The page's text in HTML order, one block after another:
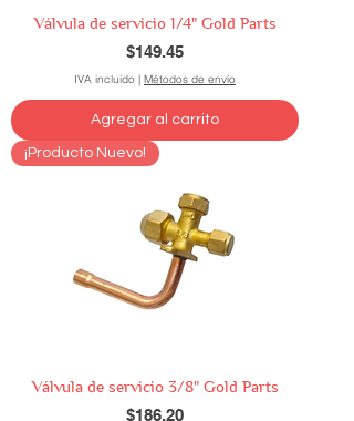
Válvula de servicio 1/4" Gold Parts
Precio
$149.45
IVA incluido | Métodos de envío
Agregar al carrito
¡Producto Nuevo!
Válvula de servicio 3/8" Gold Parts
Precio
$186.20